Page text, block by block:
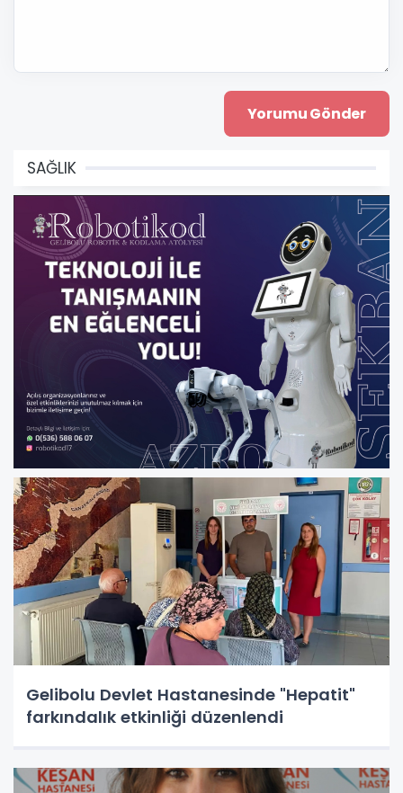
SAĞLIK
Gelibolu Devlet Hastanesinde "Hepatit"
farkındalık etkinliği düzenlendi